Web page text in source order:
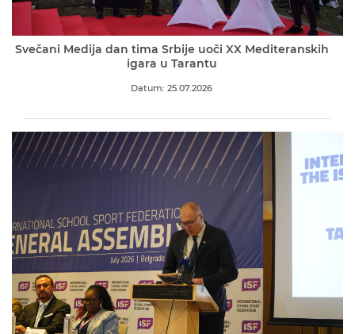
Svečani Medija dan tima Srbije uoči XX Mediteranskih
igara u Tarantu
Datum: 25.07.2026